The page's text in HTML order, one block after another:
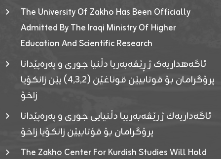
The University Of Zakho Has Been Officially
Admitted By The Iraqi Ministry Of Higher
Education And Scientific Research
ئاگەهداریەک ژ ڕێڤەبەریا دڵنیا جوری و پەرەپێدانا
پرۆگرامان بۆ قوتابیێن قوناغێن (٤٫٣٫٢) یێن زانکۆیا
زاخۆ
ئاگەداریەك ژ رێڤەبەرییا دڵنیایی جوری و پەرەپێدانا
پرۆگرامان بۆ قۆتابیێن زانکۆیا زاخۆ
The Zakho Center For Kurdish Studies Will Hold